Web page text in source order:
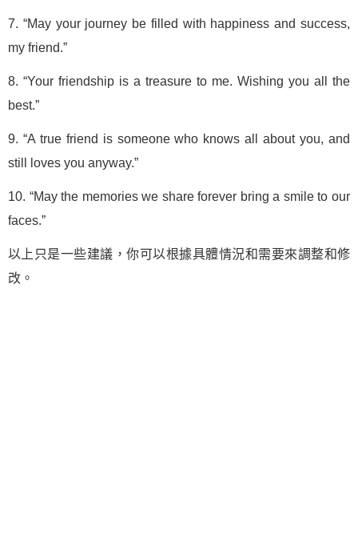
7. “May your journey be filled with happiness and success,
my friend.”
8. “Your friendship is a treasure to me. Wishing you all the
best.”
9. “A true friend is someone who knows all about you, and
still loves you anyway.”
10. “May the memories we share forever bring a smile to our
faces.”
以上只是一些建議，你可以根據具體情況和需要來調整和修
改。